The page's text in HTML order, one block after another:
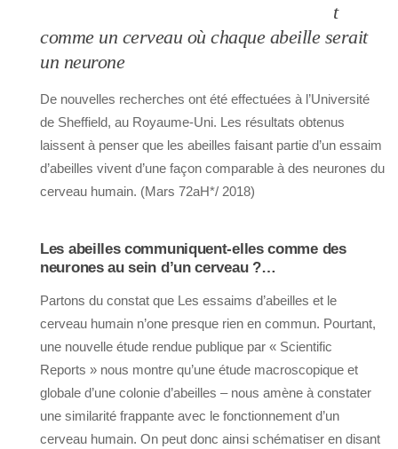
t
comme un cerveau où chaque abeille serait
un neurone
De nouvelles recherches ont été effectuées à l’Université
de Sheffield, au Royaume-Uni. Les résultats obtenus
laissent à penser que les abeilles faisant partie d’un essaim
d’abeilles vivent d’une façon comparable à des neurones du
cerveau humain. (Mars 72aH*/ 2018)
Les abeilles communiquent-elles comme des
neurones au sein d’un cerveau ?…
Partons du constat que Les essaims d’abeilles et le
cerveau humain n’one presque rien en commun. Pourtant,
une nouvelle étude rendue publique par « Scientific
Reports » nous montre qu’une étude macroscopique et
globale d’une colonie d’abeilles – nous amène à constater
une similarité frappante avec le fonctionnement d’un
cerveau humain. On peut donc ainsi schématiser en disant